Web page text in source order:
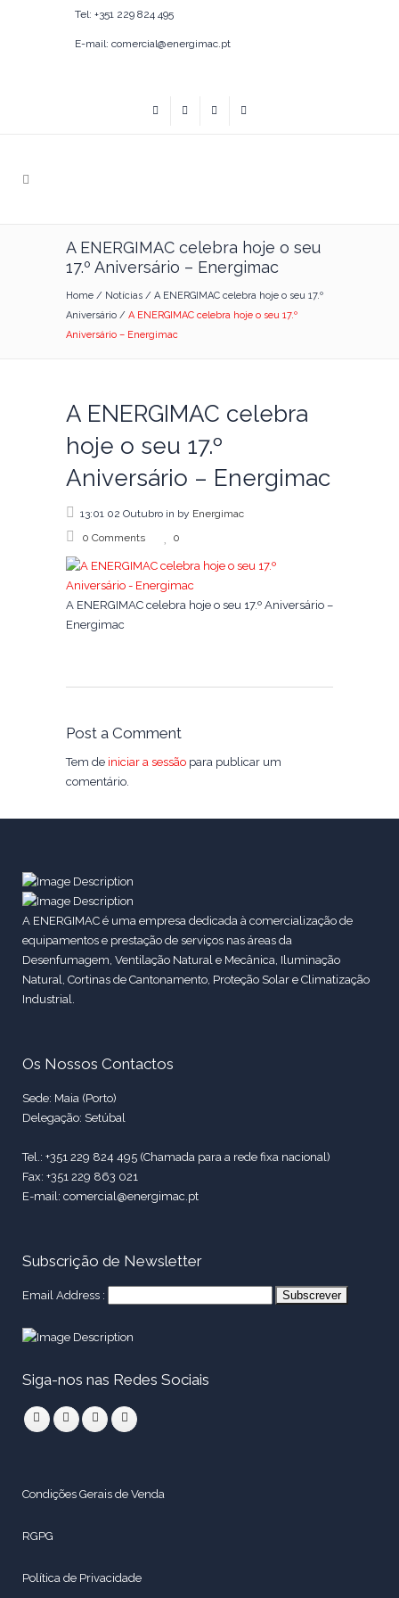
Tel: +351 229 824 495
E-mail: comercial@energimac.pt
A ENERGIMAC celebra hoje o seu
17.º Aniversário – Energimac
Home / Notícias / A ENERGIMAC celebra hoje o seu 17.º
Aniversário / A ENERGIMAC celebra hoje o seu 17.º
Aniversário – Energimac
A ENERGIMAC celebra
hoje o seu 17.º
Aniversário – Energimac
13:01 02 Outubro in by Energimac
0 Comments
0
A ENERGIMAC celebra hoje o seu 17.º Aniversário –
Energimac
Post a Comment
Tem de iniciar a sessão para publicar um
comentário.
A ENERGIMAC é uma empresa dedicada à comercialização de
equipamentos e prestação de serviços nas áreas da
Desenfumagem, Ventilação Natural e Mecânica, Iluminação
Natural, Cortinas de Cantonamento, Proteção Solar e Climatização
Industrial.
Os Nossos Contactos
Sede: Maia (Porto)
Delegação: Setúbal
Tel.: +351 229 824 495 (Chamada para a rede fixa nacional)
Fax: +351 229 863 021
E-mail: comercial@energimac.pt
Subscrição de Newsletter
Email Address :
Siga-nos nas Redes Sociais
Condições Gerais de Venda
RGPG
Política de Privacidade